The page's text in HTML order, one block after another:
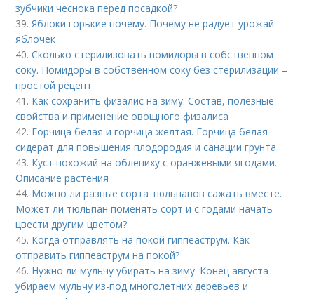
зубчики чеснока перед посадкой?
39.Яблоки горькие почему. Почему не радует урожай
яблочек
40.Сколько стерилизовать помидоры в собственном
соку. Помидоры в собственном соку без стерилизации –
простой рецепт
41. Как сохранить физалис на зиму. Состав, полезные
свойства и применение овощного физалиса
42. Горчица белая и горчица желтая. Горчица белая –
сидерат для повышения плодородия и санации грунта
43. Куст похожий на облепиху с оранжевыми ягодами.
Описание растения
44. Можно ли разные сорта тюльпанов сажать вместе.
Может ли тюльпан поменять сорт и с годами начать
цвести другим цветом?
45. Когда отправлять на покой гиппеаструм. Как
отправить гиппеаструм на покой?
46. Нужно ли мульчу убирать на зиму. Конец августа —
убираем мульчу из-под многолетних деревьев и